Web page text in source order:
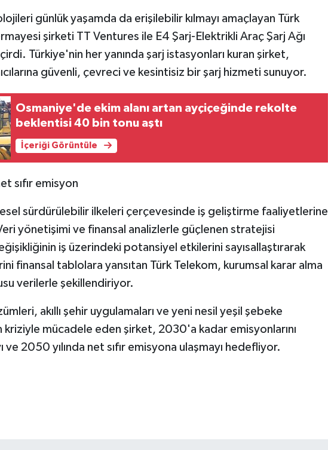
günlük yaşamda da erişilebilir kılmayı amaçlayan Türk
şirketi TT Ventures ile E4 Şarj-Elektrikli Araç Şarj Ağı
Türkiye'nin her yanında şarj istasyonları kuran şirket,
güvenli, çevreci ve kesintisiz bir şarj hizmeti sunuyor.
Osmaniye'de ekim alanı artan ayçiçeğinde rekolte
beklentisi 40 bin tonu aştı
İçeriği Görüntüle
sıfır emisyon
sürdürülebilir ilkeleri çerçevesinde iş geliştirme faaliyetlerine
yönetişimi ve finansal analizlerle güçlenen stratejisi
iş üzerindeki potansiyel etkilerini sayısallaştırarak
finansal tablolara yansıtan Türk Telekom, kurumsal karar alma
verilerle şekillendiriyor.
akıllı şehir uygulamaları ve yeni nesil yeşil şebeke
mücadele eden şirket, 2030'a kadar emisyonlarını
2050 yılında net sıfır emisyona ulaşmayı hedefliyor.